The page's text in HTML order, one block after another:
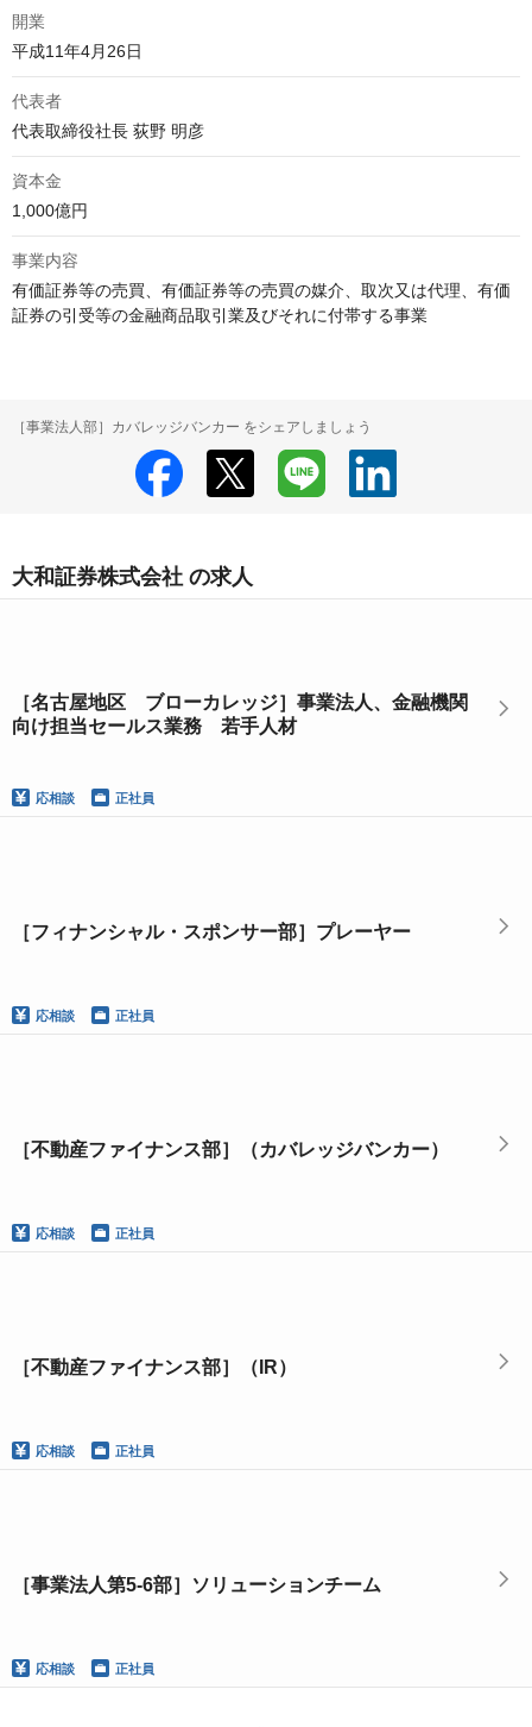
開業
平成11年4月26日
代表者
代表取締役社長 荻野 明彦
資本金
1,000億円
事業内容
有価証券等の売買、有価証券等の売買の媒介、取次又は代理、有価
証券の引受等の金融商品取引業及びそれに付帯する事業
［事業法人部］カバレッジバンカー をシェアしましょう
大和証券株式会社 の求人
［名古屋地区 ブローカレッジ］事業法人、金融機関
向け担当セールス業務 若手人材
応相談 正社員
［フィナンシャル・スポンサー部］プレーヤー
応相談 正社員
［不動産ファイナンス部］（カバレッジバンカー）
応相談 正社員
［不動産ファイナンス部］（IR）
応相談 正社員
［事業法人第5-6部］ソリューションチーム
応相談 正社員